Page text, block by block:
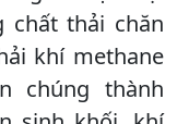
thải chăn
khí methane
chúng thành